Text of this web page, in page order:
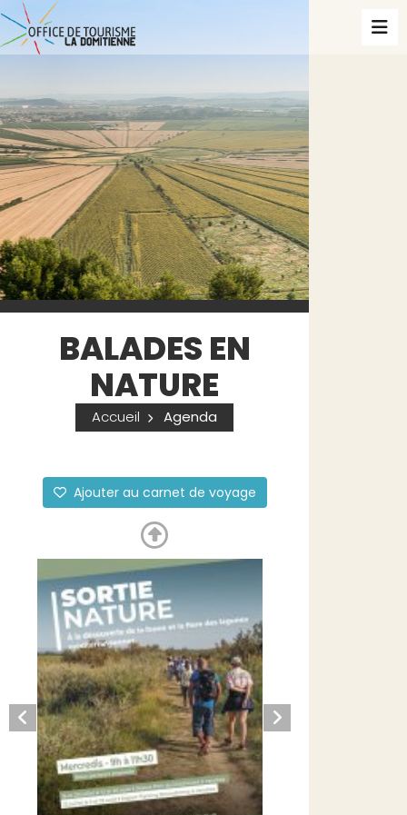
BALADES EN
NATURE
Accueil Agenda
Ajouter au carnet de voyage